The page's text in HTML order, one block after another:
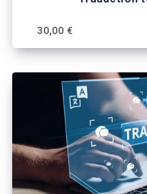
30,00 €